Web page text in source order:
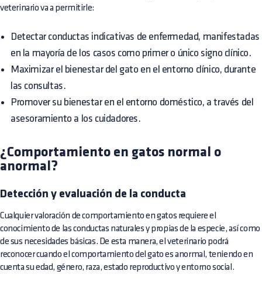
veterinario va a permitirle:
Detectar conductas indicativas de enfermedad, manifestadas
en la mayoría de los casos como primer o único signo clínico.
Maximizar el bienestar del gato en el entorno clínico, durante
las consultas.
Promover su bienestar en el entorno doméstico, a través del
asesoramiento a los cuidadores.
¿Comportamiento en gatos normal o
anormal?
Detección y evaluación de la conducta
Cualquier valoración de comportamiento en gatos requiere el
conocimiento de las conductas naturales y propias de la especie, así como
de sus necesidades básicas. De esta manera, el veterinario podrá
reconocer cuando el comportamiento del gato es anormal, teniendo en
cuenta su edad, género, raza, estado reproductivo y entorno social.